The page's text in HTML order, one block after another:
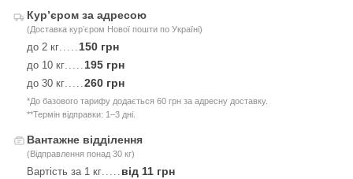
Курʼєром за адресою
(Доставка курʼєром Нової пошти по Україні)
до 2 кг.....150 грн
до 10 кг.....195 грн
до 30 кг.....260 грн
*До базового тарифу додається 60 грн за адресну доставку.
**Термін відправки: 1–3 дні.
Вантажне відділення
(Відправлення понад 30 кг)
Вартість за 1 кг..... від 11 грн